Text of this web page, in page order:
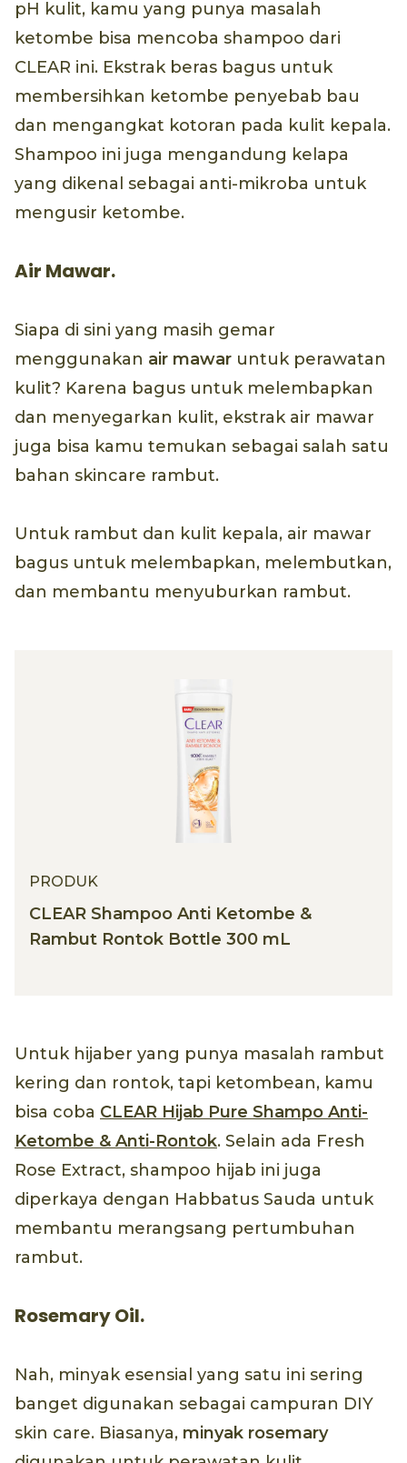
pH kulit, kamu yang punya masalah
ketombe bisa mencoba shampoo dari
CLEAR ini. Ekstrak beras bagus untuk
membersihkan ketombe penyebab bau
dan mengangkat kotoran pada kulit kepala.
Shampoo ini juga mengandung kelapa
yang dikenal sebagai anti-mikroba untuk
mengusir ketombe.
Air Mawar.
Siapa di sini yang masih gemar
menggunakan air mawar untuk perawatan
kulit? Karena bagus untuk melembapkan
dan menyegarkan kulit, ekstrak air mawar
juga bisa kamu temukan sebagai salah satu
bahan skincare rambut.
Untuk rambut dan kulit kepala, air mawar
bagus untuk melembapkan, melembutkan,
dan membantu menyuburkan rambut.
PRODUK
CLEAR Shampoo Anti Ketombe &
Rambut Rontok Bottle 300 mL
Untuk hijaber yang punya masalah rambut
kering dan rontok, tapi ketombean, kamu
bisa coba CLEAR Hijab Pure Shampo Anti-
Ketombe & Anti-Rontok. Selain ada Fresh
Rose Extract, shampoo hijab ini juga
diperkaya dengan Habbatus Sauda untuk
membantu merangsang pertumbuhan
rambut.
Rosemary Oil.
Nah, minyak esensial yang satu ini sering
banget digunakan sebagai campuran DIY
skin care. Biasanya, minyak rosemary